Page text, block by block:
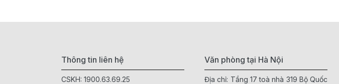
Thông tin liên hệ
CSKH: 1900.63.69.25
Văn phòng tại Hà Nội
Địa chỉ: Tầng 17 toà nhà 319 Bộ Quốc